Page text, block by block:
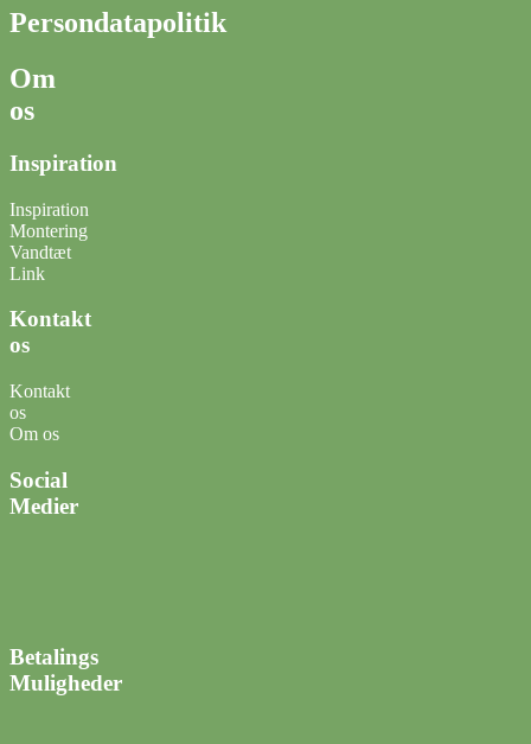
Persondatapolitik
Om
os
Inspiration
Inspiration
Montering
Vandtæt
Link
Kontakt
os
Kontakt
os
Om os
Social
Medier
Betalings
Muligheder